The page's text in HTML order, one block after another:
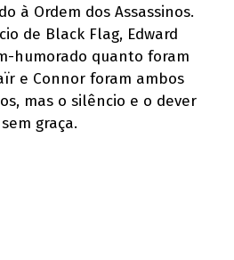
à Ordem dos Assassinos.
de Black Flag, Edward
humorado quanto foram
e Connor foram ambos
mas o silêncio e o dever
graça.